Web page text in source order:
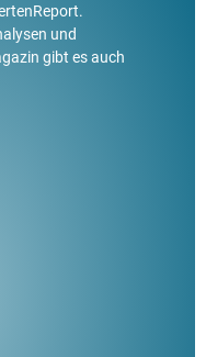
und
gibt es auch